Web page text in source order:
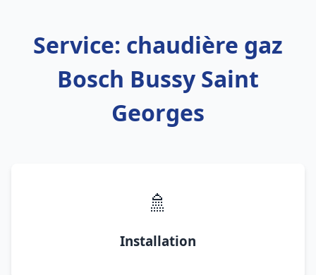
Service: chaudière gaz
Bosch Bussy Saint
Georges
🚿
Installation